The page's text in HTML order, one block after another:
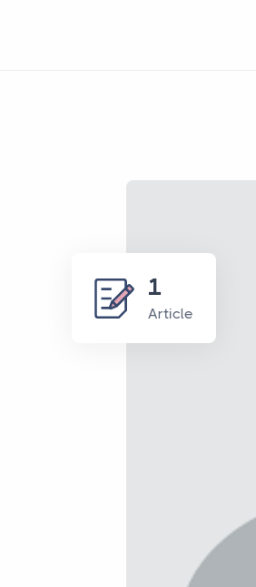
1
Article